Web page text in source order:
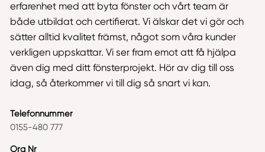
erfarenhet med att byta fönster och vårt team är
både utbildat och certifierat. Vi älskar det vi gör och
sätter alltid kvalitet främst, något som våra kunder
verkligen uppskattar. Vi ser fram emot att få hjälpa
även dig med ditt fönsterprojekt. Hör av dig till oss
idag, så återkommer vi till dig så snart vi kan.
Telefonnummer
0155-480 777
Org Nr